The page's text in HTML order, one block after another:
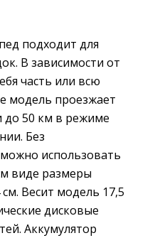
подходит для
В зависимости от
часть или всю
модель проезжает
до 50 км в режиме
Без
использовать
виде размеры
Весит модель 17,5
дисковые
Аккумулятор